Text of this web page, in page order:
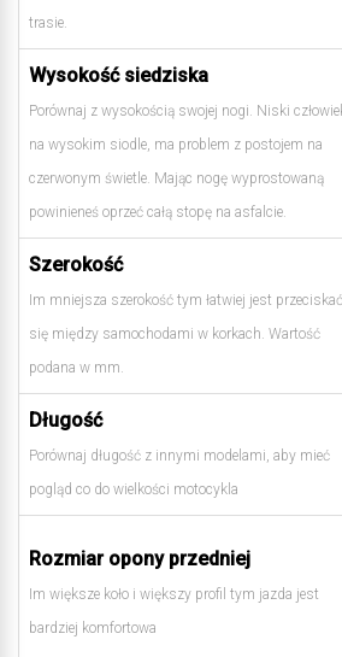
trasie.
Wysokość siedziska
Porównaj z wysokością swojej nogi. Niski
na wysokim siodle, ma problem z postojem na
czerwonym świetle. Mając nogę wyprostowaną
powinieneś oprzeć całą stopę na asfalcie.
Szerokość
Im mniejsza szerokość tym łatwiej jest przeciskać
się między samochodami w korkach. Wartość
podana w mm.
Długość
Porównaj długość z innymi modelami, aby mieć
pogląd co do wielkości motocykla
Rozmiar opony przedniej
Im większe koło i większy profil tym jazda jest
bardziej komfortowa